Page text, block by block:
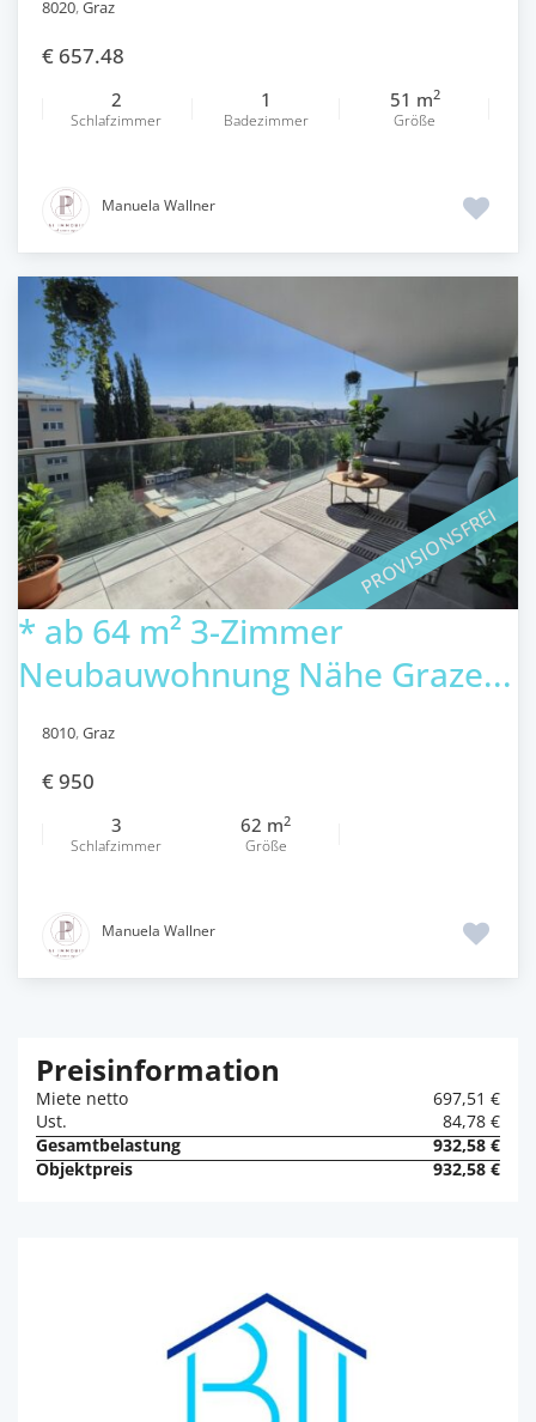
8020,Graz
€ 657.48
2
Schlafzimmer
1
Badezimmer
51 m2
Größe
Manuela Wallner
PROVISIONSFREI
* ab 64 m² 3-Zimmer
Neubauwohnung Nähe Graze...
8010,Graz
€ 950
3
Schlafzimmer
62 m2
Größe
Manuela Wallner
Preisinformation
Miete netto
697,51 €
Ust.
84,78 €
Gesamtbelastung
932,58 €
Objektpreis
932,58 €